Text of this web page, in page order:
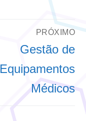
PRÓXIMO
Próximo
post:
Gestão de
Equipamentos
Médicos